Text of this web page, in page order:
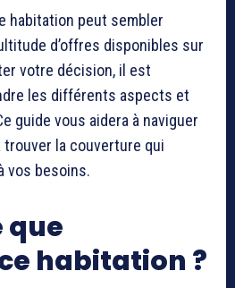
habitation peut sembler
d’offres disponibles sur
votre décision, il est
les différents aspects et
guide vous aidera à naviguer
la couverture qui
vos besoins.
que
habitation ?